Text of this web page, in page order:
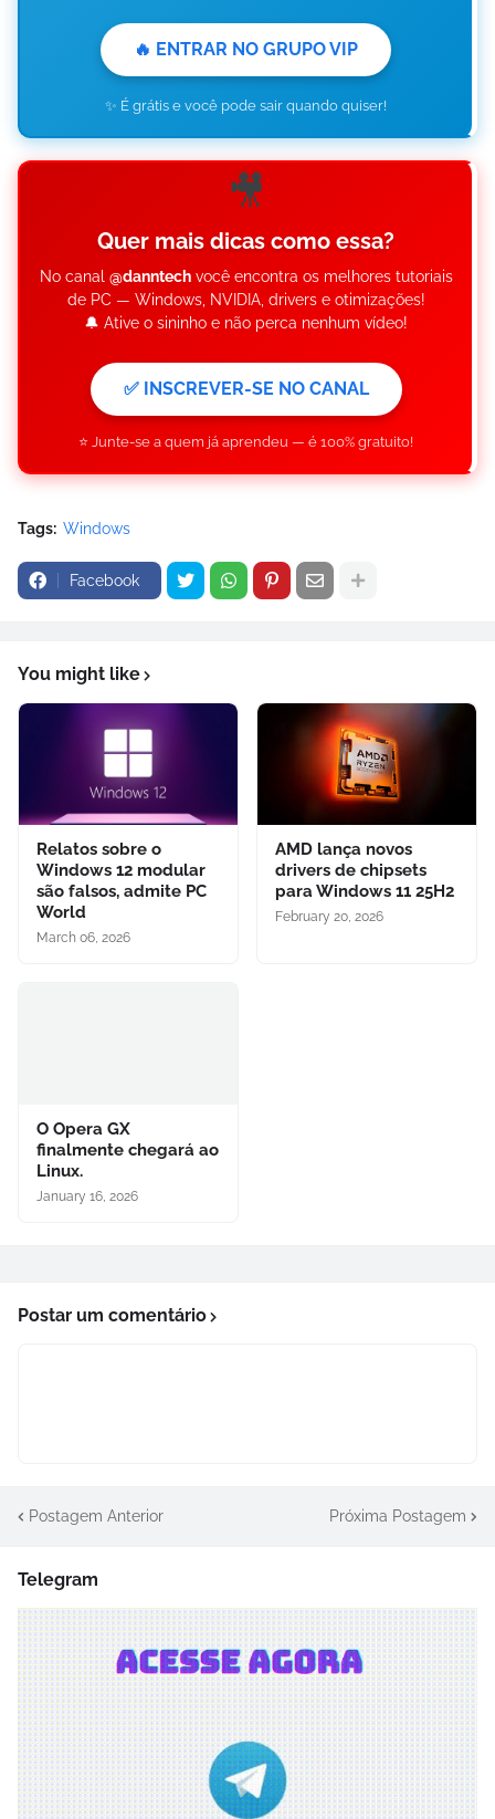
🔥 ENTRAR NO GRUPO VIP
✨ É grátis e você pode sair quando quiser!
🎥
Quer mais dicas como essa?
No canal @danntechvocê encontra os melhores tutoriais
de PC — Windows, NVIDIA, drivers e otimizações!
🔔 Ative o sininho e não perca nenhum vídeo!
✅ INSCREVER-SE NO CANAL
⭐ Junte-se a quem já aprendeu — é 100% gratuito!
Tags: Windows
Facebook
You might like
Relatos sobre o
Windows 12 modular
são falsos, admite PC
World
March 06, 2026
AMD lança novos
drivers de chipsets
para Windows 11 25H2
February 20, 2026
O Opera GX
finalmente chegará ao
Linux.
January 16, 2026
Postar um comentário
Postagem Anterior Próxima Postagem
Telegram